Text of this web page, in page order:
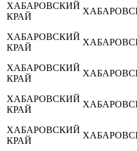
ХАБАРОВСКИЙ
КРАЙ
ХАБАРОВСКИЙ
КРАЙ
ХАБАРОВСКИЙ
КРАЙ
ХАБАРОВСКИЙ
КРАЙ
ХАБАРОВСКИЙ
КРАЙ